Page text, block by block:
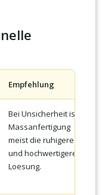
Empfehlung
Bei Unsicherheit ist
Massanfertigung
meist die ruhigere
und hochwertigere
Loesung.